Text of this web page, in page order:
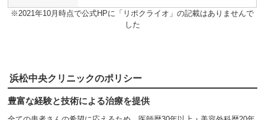
※2021年10月時点で公式HPに「リポクライオ」の記載はありませんで
した
浜松中央クリニックのポリシー
豊富な経験と技術による治療を提供